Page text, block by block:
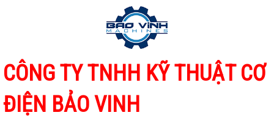
CÔNG TY TNHH KỸ THUẬT CƠ
ĐIỆN BẢO VINH